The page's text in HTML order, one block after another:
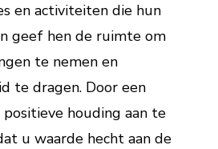
en activiteiten die hun
geef hen de ruimte om
te nemen en
te dragen. Door een
houding aan te
u waarde hecht aan de